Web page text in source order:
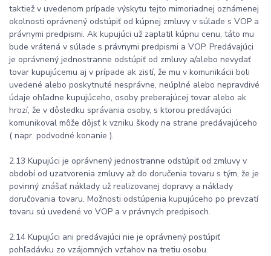
taktiež v uvedenom prípade výskytu tejto mimoriadnej oznámenej
okolnosti oprávnený odstúpiť od kúpnej zmluvy v súlade s VOP a
právnymi predpismi. Ak kupujúci už zaplatil kúpnu cenu, táto mu
bude vrátená v súlade s právnymi predpismi a VOP. Predávajúci
je oprávnený jednostranne odstúpiť od zmluvy a/alebo nevydať
tovar kupujúcemu aj v prípade ak zistí, že mu v komunikácii boli
uvedené alebo poskytnuté nesprávne, neúplné alebo nepravdivé
údaje ohľadne kupujúceho, osoby preberajúcej tovar alebo ak
hrozí, že v dôsledku správania osoby, s ktorou predávajúci
komunikoval môže dôjsť k vzniku škody na strane predávajúceho
( napr. podvodné konanie ).
2.13 Kupujúci je oprávnený jednostranne odstúpiť od zmluvy v
období od uzatvorenia zmluvy až do doručenia tovaru s tým, že je
povinný znášať náklady už realizovanej dopravy a náklady
doručovania tovaru. Možnosti odstúpenia kupujúceho po prevzatí
tovaru sú uvedené vo VOP a v právnych predpisoch.
2.14 Kupujúci ani predávajúci nie je oprávnený postúpiť
pohľadávku zo vzájomných vzťahov na tretiu osobu.